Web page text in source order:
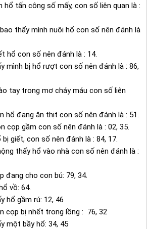
hổ tấn công số mấy, con số liên quan là :
thấy mình nuôi hổ con số nên đánh là
hổ con số nên đánh là : 14.
mình bị hổ rượt con số nên đánh là : 86,
tay trong mơ cháy máu con số liên
hổ đang ăn thịt con số nên đánh là : 51.
cọp gầm con số nên đánh là : 02, 35.
giết, con số nên đánh là : 84, 17.
thấy hổ vào nhà con số nên đánh là :
đang cho con bú: 79, 34.
vồ: 64.
hổ gầm rú: 12, 46
cọp bị nhết trong lồng : 76, 32
một bầy hổ: 34, 45